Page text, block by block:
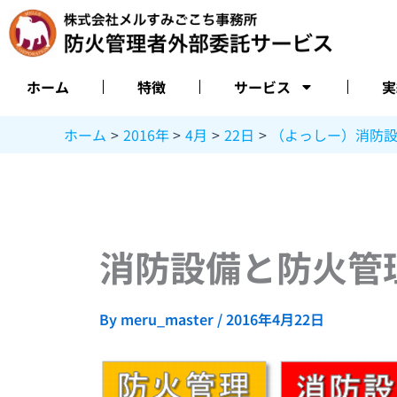
容
を
ホーム 特徴 サービス
ホーム 2016年 4月 22日 （よっしー）消
消防設備と防火管
By meru_master /2016年4月22日